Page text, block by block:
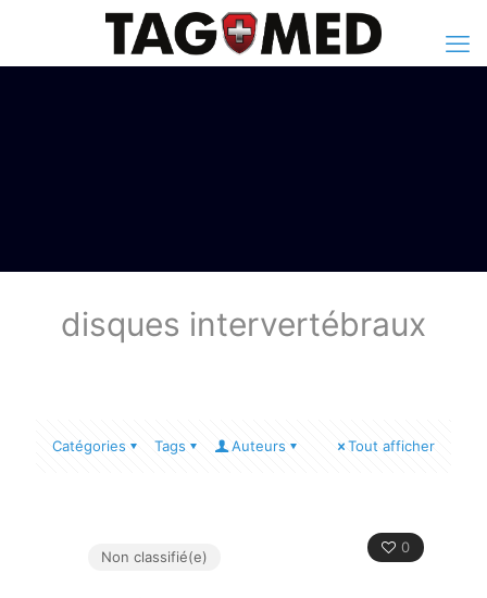
disques intervertébraux
Catégories Tags Auteurs Tout afficher
0
Non classifié(e)